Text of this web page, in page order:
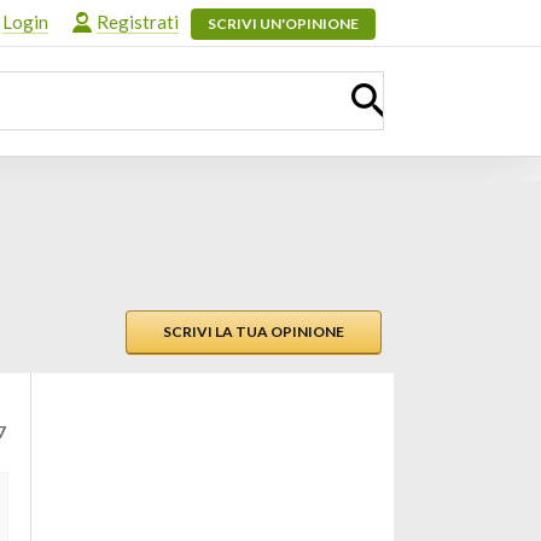
Login Registrati SCRIVI UN'OPINIONE
SCRIVI LA TUA OPINIONE